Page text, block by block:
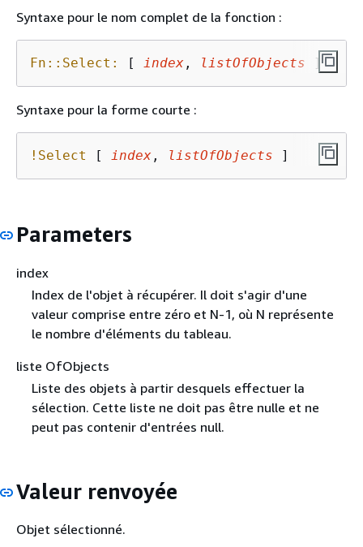
Syntaxe pour le nom complet de la fonction :
Fn::Select: [ index , listOfObjects ]
Syntaxe pour la forme courte :
!Select [ index , listOfObjects ]
Parameters
index
Index de l'objet à récupérer. Il doit s'agir d'une
valeur comprise entre zéro et N-1, où N représente
le nombre d'éléments du tableau.
liste OfObjects
Liste des objets à partir desquels effectuer la
sélection. Cette liste ne doit pas être nulle et ne
peut pas contenir d'entrées null.
Valeur renvoyée
Objet sélectionné.